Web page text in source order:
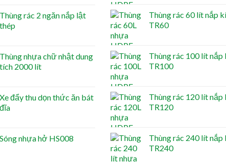
Thùng rác 2 ngăn nắp lật
thép
Thùng nhựa chữ nhật dung
tích 2000 lít
Xe đẩy thu dọn thức ăn bát
đĩa
Sóng nhựa hở HS008
Thùng rác 60 lít nắp
TR60
Thùng rác 100 lít nắp
TR100
Thùng rác 120 lít nắp
TR120
Thùng rác 240 lít nắp
TR240